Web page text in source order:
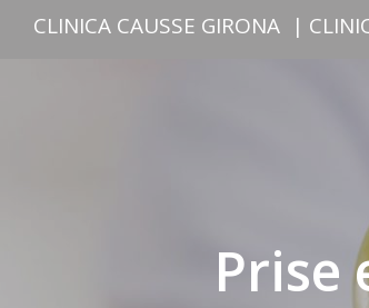
CLINICA CAUSSE GIRONA |
Prise